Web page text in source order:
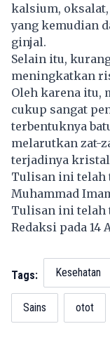
kalsium,
yang kemudian
ginjal.
Selain itu,
meningkatkan
Oleh karena itu,
cukup sangat
terbentuknya
melarutkan zat-
terjadinya
Tulisan ini telah
Muhammad
Tulisan ini telah
Redaksi pada 14
Tags: Kesehatan
Sains otot